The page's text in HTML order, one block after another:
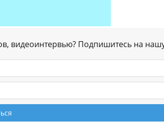
видеоинтервью? Подпишитесь на